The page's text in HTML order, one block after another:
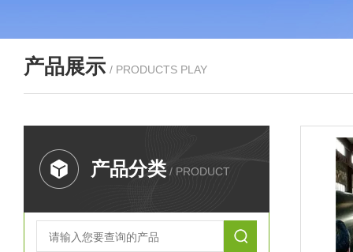
产品展示 / PRODUCTS PLAY
产品分类 / PRODUCT